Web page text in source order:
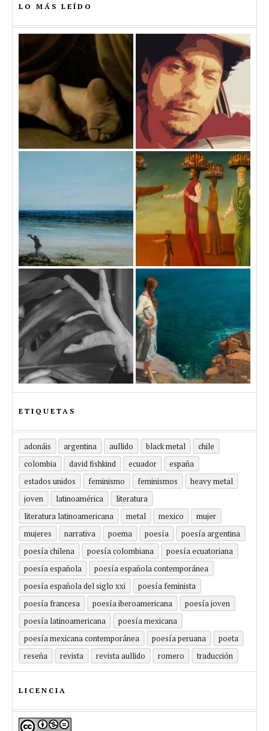
LO MÁS LEÍDO
ETIQUETAS
adonáis argentina aullido black metal
chile
colombia
david fishkind ecuador
españa
estados unidos
feminismo feminismos
heavy metal
joven
latinoamérica
literatura
literatura latinoamericana
metal mexico
mujer
mujeres
narrativa poema poesía
poesía argentina
poesía chilena
poesía colombiana
poesía ecuatoriana
poesía española
poesía española contemporánea
poesía española del siglo xxi
poesía feminista
poesía francesa
poesía iberoamericana
poesía joven
poesía latinoamericana
poesía mexicana
poesía mexicana contemporánea
poesía peruana
poeta
reseña
revista revista aullido romero traducción
LICENCIA